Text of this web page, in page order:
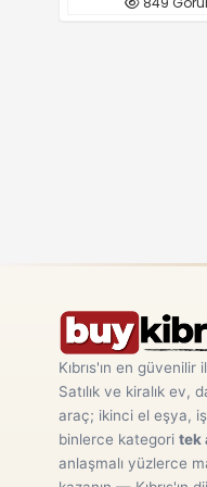
Kıbrıs'ın en
Satılık ve kiralık ev,
araç; ikinci el eşya,
binlerce kategori tek
anlaşmalı yüzlerce